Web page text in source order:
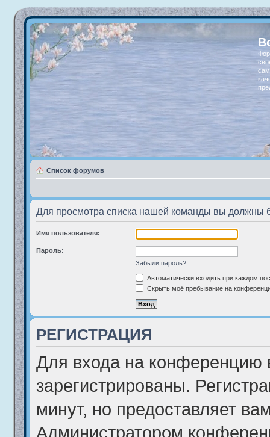
Список форумов
Для просмотра списка нашей команды вы должны
Имя пользователя:
Пароль:
Забыли пароль?
Автоматически входить при каждом
Скрыть моё пребывание на
РЕГИСТРАЦИЯ
Для входа на
зарегистрированы.
минут, но предоставляет
Администратором